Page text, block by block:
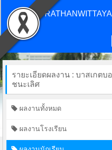
CHONPRATHANWITTAYA
รายะเอียดผลงาน : บาสเกตบ
ชนะเลิศ
ผลงานทั้งหมด
ผลงานโรงเรียน